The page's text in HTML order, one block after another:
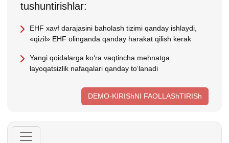
tushuntirishlar:
EHF хavf darajasini baholash tizimi qanday ishlaydi,
«qizil» EHF olinganda qanday harakat qilish kerak
Yangi qoidalarga koʻra vaqtincha mehnatga
layoqatsizlik nafaqalari qanday toʻlanadi
DEMO-KIRIShNI FAOLLAShTIRISh